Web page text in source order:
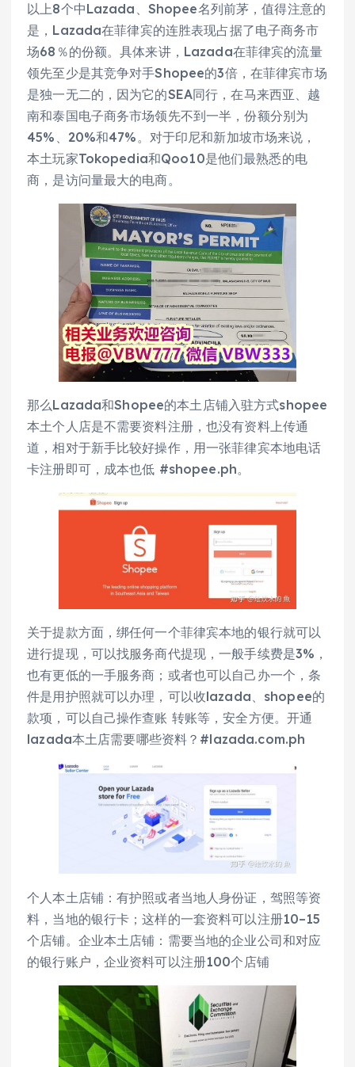
以上8个中Lazada、Shopee名列前茅，值得注意的
是，Lazada在菲律宾的连胜表现占据了电子商务市
场68％的份额。具体来讲，Lazada在菲律宾的流量
领先至少是其竞争对手Shopee的3倍，在菲律宾市场
是独一无二的，因为它的SEA同行，在马来西亚、越
南和泰国电子商务市场领先不到一半，份额分别为
45%、20%和47%。对于印尼和新加坡市场来说，
本土玩家Tokopedia和Qoo10是他们最熟悉的电
商，是访问量最大的电商。
那么Lazada和Shopee的本土店铺入驻方式shopee
本土个人店是不需要资料注册，也没有资料上传通
道，相对于新手比较好操作，用一张菲律宾本地电话
卡注册即可，成本也低 #shopee.ph。
关于提款方面，绑任何一个菲律宾本地的银行就可以
进行提现，可以找服务商代提现，一般手续费是3%，
也有更低的一手服务商；或者也可以自己办一个，条
件是用护照就可以办理，可以收lazada、shopee的
款项，可以自己操作查账 转账等，安全方便。开通
lazada本土店需要哪些资料？#lazada.com.ph
个人本土店铺：有护照或者当地人身份证，驾照等资
料，当地的银行卡；这样的一套资料可以注册10–15
个店铺。企业本土店铺：需要当地的企业公司和对应
的银行账户，企业资料可以注册100个店铺